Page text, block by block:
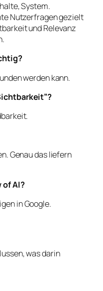
System.
Nutzerfragen gezielt
und Relevanz
werden kann.
Genau das liefern
of AI?
in Google.
was darin